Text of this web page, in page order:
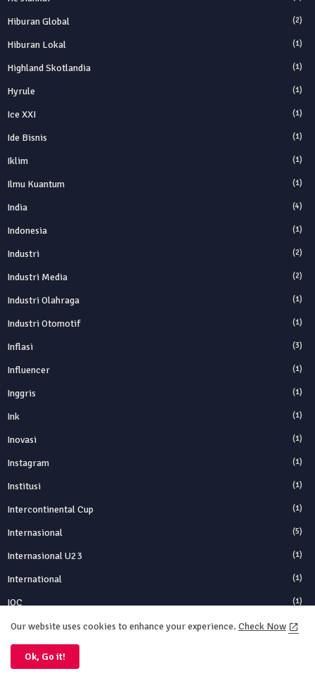
Hiburan Global (2)
Hiburan Lokal (1)
Highland Skotlandia (1)
Hyrule (1)
Ice XXI (1)
Ide Bisnis (1)
Iklim (1)
Ilmu Kuantum (1)
India (4)
Indonesia (1)
Industri (2)
Industri Media (2)
Industri Olahraga (1)
Industri Otomotif (1)
Inflasi (3)
Influencer (1)
Inggris (1)
Ink (1)
Inovasi (1)
Instagram (1)
Institusi (1)
Intercontinental Cup (1)
Internasional (5)
Internasional U23 (1)
International (1)
IOC (1)
IPad (1)
Iran
Islandia
Our website uses cookies to enhance your experience. Check Now
Ok, Go it!